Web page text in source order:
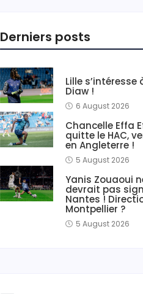
Derniers posts
Lille s’intéresse
Diaw !
6 August 2026
Chancelle Effa
quitte le HAC,
en Angleterre !
5 August 2026
Yanis Zouaoui
devrait pas
Nantes !
Montpellier ?
5 August 2026